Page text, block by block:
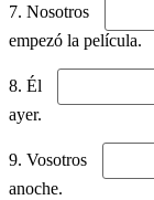
7. Nosotros
empezó la película.
8. Él
ayer.
9. Vosotros
anoche.